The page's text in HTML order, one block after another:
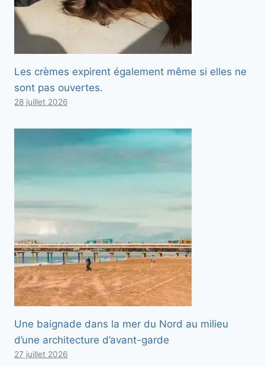
Les crèmes expirent également même si elles ne
sont pas ouvertes.
28 juillet 2026
Une baignade dans la mer du Nord au milieu
d’une architecture d’avant-garde
27 juillet 2026